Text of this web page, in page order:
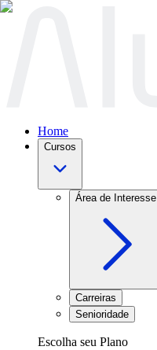
Home
Cursos
Área de Interesse
Carreiras
Senioridade
Escolha seu Plano